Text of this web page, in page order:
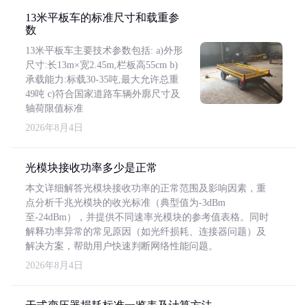
13米平板车的标准尺寸和载重参
数
13米平板车主要技术参数包括: a)外形
尺寸:长13m×宽2.45m,栏板高55cm b)
承载能力:标载30-35吨,最大允许总重
49吨 c)符合国家道路车辆外廓尺寸及
轴荷限值标准
2026年8月4日
光模块接收功率多少是正常
本文详细解答光模块接收功率的正常范围及影响因素，重
点分析千兆光模块的收光标准（典型值为-3dBm
至-24dBm），并提供不同速率光模块的参考值表格。同时
解释功率异常的常见原因（如光纤损耗、连接器问题）及
解决方案，帮助用户快速判断网络性能问题。
2026年8月4日